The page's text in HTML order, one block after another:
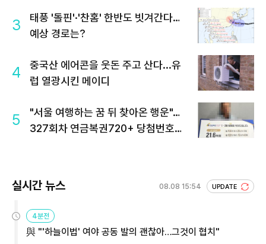
3
태풍 '돌핀'·'찬홈' 한반도 빗겨간다…
예상 경로는?
4
중국산 에어콘을 웃돈 주고 산다...유
럽 열광시킨 메이디
5
"서울 여행하는 꿈 뒤 찾아온 행운"…
327회차 연금복권720+ 당첨번호조
실시간 뉴스 08.08 15:54 UPDATE
4분전
與 "'하늘이법' 여야 공동 발의 괜찮아…그것이 협치"